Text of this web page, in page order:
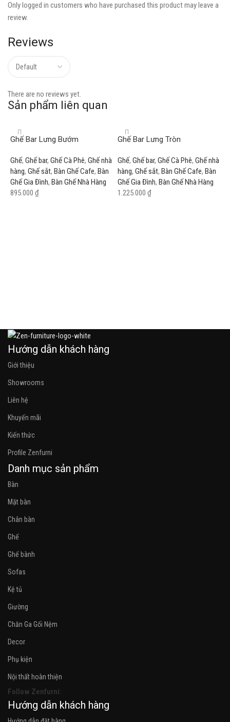
Reviews
There are no reviews yet.
Only logged in customers who have purchased this product may leave a
review.
Sản phẩm liên quan
Ghế Bar Lưng Bướm
Ghế, Ghế bar, Ghế Cà Phê, Ghế nhà
hàng, Ghế sắt, Bàn Ghế Cafe, Bàn
Ghế Gia Đình, Bàn Ghế Nhà Hàng
895.000 ₫
Ghế Bar Lưng Tròn
Ghế, Ghế bar, Ghế Cà Phê, Ghế nhà
hàng, Ghế sắt, Bàn Ghế Cafe, Bàn
Ghế Gia Đình, Bàn Ghế Nhà Hàng
1.225.000 ₫
Hướng dẫn khách hàng
Giới thiệu
Showrooms
Liên hệ
Khuyến mãi
Kiến thức
Profile Zenfurni
Danh mục sản phẩm
Bàn
Mặt bàn
Chân bàn
Ghế
Ghế bành
Sofas
Kệ tủ
Giường
Chăn Ga Gối Nệm
Decor
Phụ kiện
Nội thất hoàn thiện
Follow Zenfurni:
Hướng dẫn khách hàng